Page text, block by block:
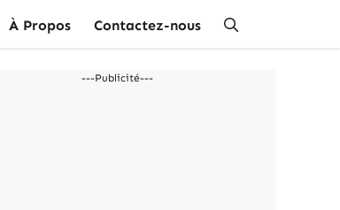
À Propos Contactez-nous
---Publicité---